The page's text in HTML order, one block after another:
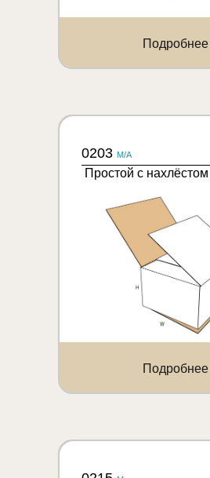
Подробнее
0203 M/A
Простой с
Подробнее